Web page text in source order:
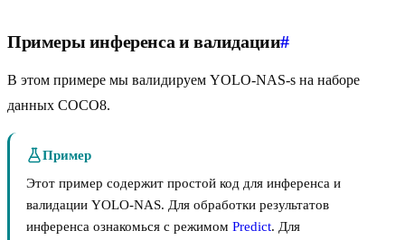
Примеры инференса и валидации#
В этом примере мы валидируем YOLO-NAS-s на наборе
данных COCO8.
Пример
Этот пример содержит простой код для инференса и
валидации YOLO-NAS. Для обработки результатов
инференса ознакомься с режимом Predict. Для